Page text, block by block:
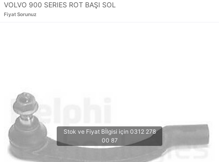
VOLVO 900 SERIES ROT BAŞI SOL
Fiyat Sorunuz